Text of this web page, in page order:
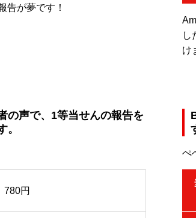
告が夢です！
し
け
の声で、1等当せんの報告を
。
780円
ぺ